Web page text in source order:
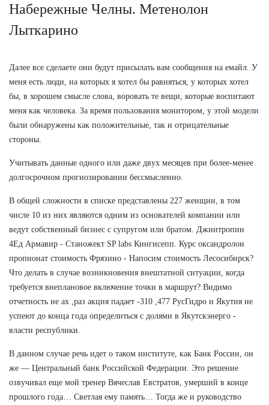
Набережные Челны. Метенолон
Лыткарино
Далее все сделаете они будут присылать вам сообщения на емайл. У
меня есть люди, на которых я хотел бы равняться, у которых хотел
бы, в хорошем смысле слова, воровать те вещи, которые воспитают
меня как человека. За время пользования монитором, у этой модели
были обнаружены как положительные, так и отрицательные
стороны.
Учитывать данные одного или даже двух месяцев при более-менее
долгосрочном прогнозировании бессмысленно.
В общей сложности в списке представлены 227 женщин, в том
числе 10 из них являются одним из основателей компании или
ведут собственный бизнес с супругом или братом. Джинтропин
4Ед Армавир - Станожект SP labs Кингисепп. Курс оксандролон
пропионат стоимость Фрязино - Напосим стоимость Лесосибирск?
Что делать в случае возникновения внештатной ситуации, когда
требуется внеплановое включение точки в маршрут? Видимо
отчетность не ах ,раз акция падает -310 ,477 РусГидро и Якутия не
успеют до конца года определиться с долями в Якутскэнерго -
власти республики.
В данном случае речь идет о таком институте, как Банк России, он
же — Центральный банк Российской Федерации. Это решение
озвучивал еще мой тренер Вячеслав Евстратов, умерший в конце
прошлого года… Светлая ему память… Тогда же и руководство